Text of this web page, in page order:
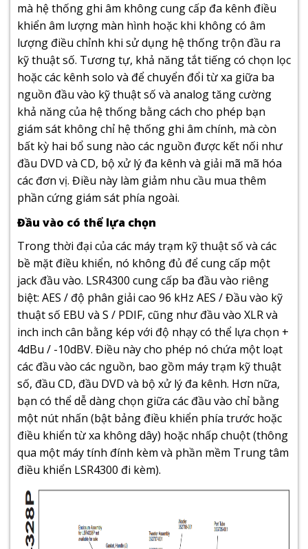
mà hệ thống ghi âm không cung cấp đa kênh điều
khiển âm lượng màn hình hoặc khi không có âm
lượng điều chỉnh khi sử dụng hệ thống trộn đầu ra
kỹ thuật số. Tương tự, khả năng tắt tiếng có chọn lọc
hoặc các kênh solo và để chuyển đổi từ xa giữa ba
nguồn đầu vào kỹ thuật số và analog tăng cường
khả năng của hệ thống bằng cách cho phép bạn
giám sát không chỉ hệ thống ghi âm chính, mà còn
bất kỳ hai bổ sung nào các nguồn được kết nối như
đầu DVD và CD, bộ xử lý đa kênh và giải mã mã hóa
các đơn vị. Điều này làm giảm nhu cầu mua thêm
phần cứng giám sát phía ngoài.
Đầu vào có thể lựa chọn
Trong thời đại của các máy trạm kỹ thuật số và các
bề mặt điều khiển, nó không đủ để cung cấp một
jack đầu vào. LSR4300 cung cấp ba đầu vào riêng
biệt: AES / độ phân giải cao 96 kHz AES / Đầu vào kỹ
thuật số EBU và S / PDIF, cũng như đầu vào XLR và
inch inch cân bằng kép với độ nhạy có thể lựa chọn +
4dBu / -10dBV. Điều này cho phép nó chứa một loạt
các đầu vào các nguồn, bao gồm máy trạm kỹ thuật
số, đầu CD, đầu DVD và bộ xử lý đa kênh. Hơn nữa,
bạn có thể dễ dàng chọn giữa các đầu vào chỉ bằng
một nút nhấn (bật bảng điều khiển phía trước hoặc
điều khiển từ xa không dây) hoặc nhấp chuột (thông
qua một máy tính đính kèm và phần mềm Trung tâm
điều khiển LSR4300 đi kèm).